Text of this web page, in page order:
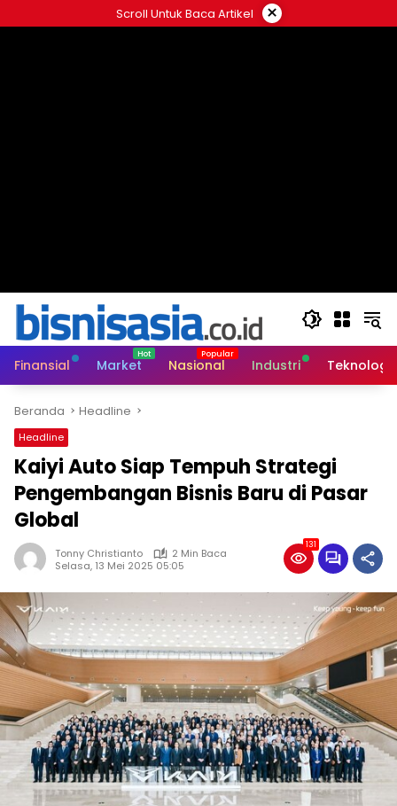
ke
Scroll Untuk Baca Artikel ×
Finansial Market Nasional Industri Teknologi
Beranda Headline
Headline
Kaiyi Auto Siap Tempuh Strategi
Pengembangan Bisnis Baru di Pasar
Global
Tonny Christianto
2 Min Baca
Selasa, 13 Mei 2025 05:05
131